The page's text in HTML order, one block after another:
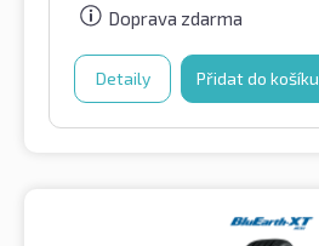
Doprava zdarma
Detaily Přidat do košíku